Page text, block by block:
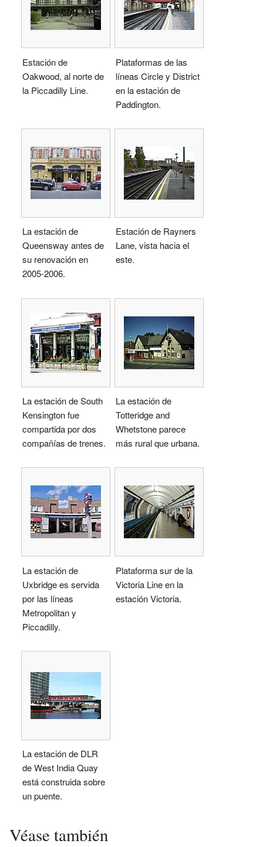
Estación de
Oakwood, al norte de
la Piccadilly Line.
Plataformas de las
líneas Circle y District
en la estación de
Paddington.
La estación de
Queensway antes de
su renovación en
2005-2006.
Estación de Rayners
Lane, vista hacia el
este.
La estación de South
Kensington fue
compartida por dos
compañías de trenes.
La estación de
Totteridge and
Whetstone parece
más rural que urbana.
La estación de
Uxbridge es servida
por las líneas
Metropolitan y
Piccadilly.
Plataforma sur de la
Victoria Line en la
estación Victoria.
La estación de DLR
de West India Quay
está construida sobre
un puente.
Véase también